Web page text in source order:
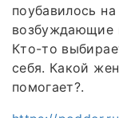
поубавилось
возбуждающие
Кто-то
себя. Какой
помогает?.